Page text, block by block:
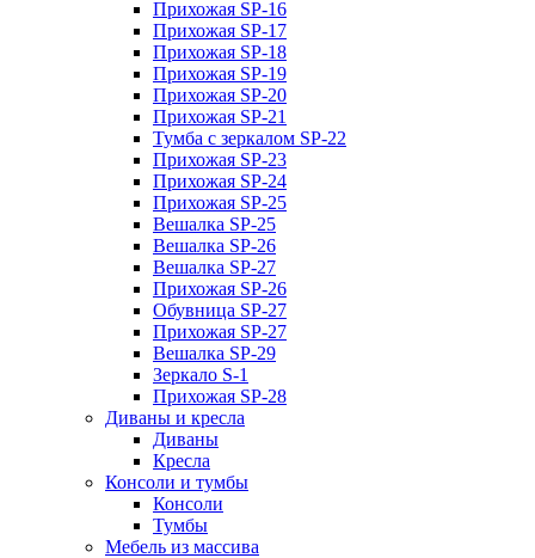
Прихожая SP-16
Прихожая SP-17
Прихожая SP-18
Прихожая SP-19
Прихожая SP-20
Прихожая SP-21
Тумба с зеркалом SP-22
Прихожая SP-23
Прихожая SP-24
Прихожая SP-25
Вешалка SP-25
Вешалка SP-26
Вешалка SP-27
Прихожая SP-26
Обувница SP-27
Прихожая SP-27
Вешалка SP-29
Зеркало S-1
Прихожая SP-28
Диваны и кресла
Диваны
Кресла
Консоли и тумбы
Консоли
Тумбы
Мебель из массива